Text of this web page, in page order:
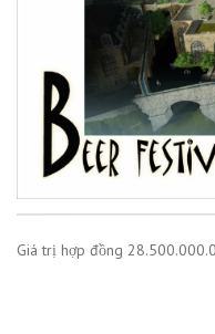
Giá trị hợp đồng